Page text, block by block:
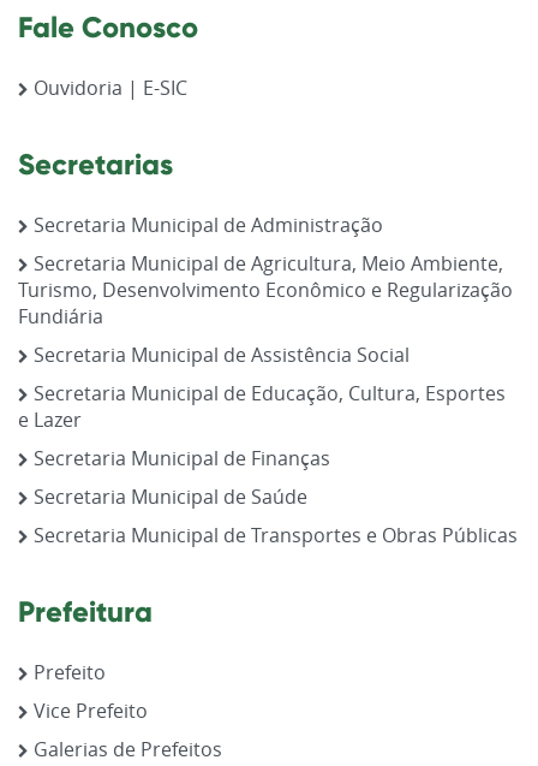
Fale Conosco
Ouvidoria | E-SIC
Secretarias
Secretaria Municipal de Administração
Secretaria Municipal de Agricultura, Meio Ambiente,
Turismo, Desenvolvimento Econômico e Regularização
Fundiária
Secretaria Municipal de Assistência Social
Secretaria Municipal de Educação, Cultura, Esportes
e Lazer
Secretaria Municipal de Finanças
Secretaria Municipal de Saúde
Secretaria Municipal de Transportes e Obras Públicas
Prefeitura
Prefeito
Vice Prefeito
Galerias de Prefeitos